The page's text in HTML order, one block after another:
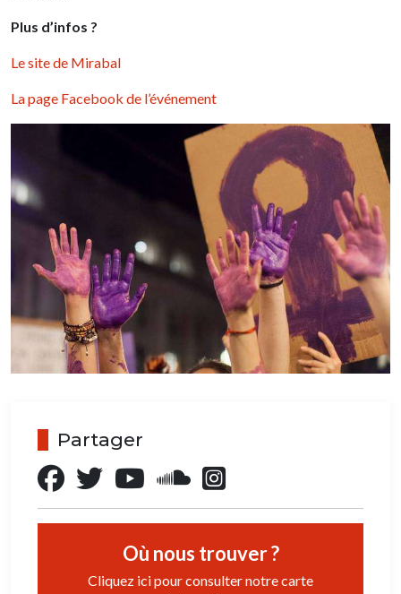
Plus d’infos ?
Le site de Mirabal
La page Facebook de l’événement
Partager
Où nous trouver ?
Cliquez ici pour consulter notre carte